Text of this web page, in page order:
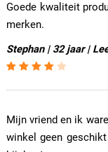
Goede kwaliteit
merken.
Stephan | 32 jaar |
Mijn vriend en ik
winkel geen